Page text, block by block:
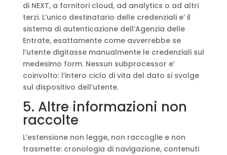
di NEXT, a fornitori cloud, ad analytics o ad altri
terzi. L’unico destinatario delle credenziali e’ il
sistema di autenticazione dell’Agenzia delle
Entrate, esattamente come avverrebbe se
l’utente digitasse manualmente le credenziali sul
medesimo form. Nessun subprocessor e’
coinvolto: l’intero ciclo di vita del dato si svolge
sul dispositivo dell’utente.
5. Altre informazioni non
raccolte
L’estensione non legge, non raccoglie e non
trasmette: cronologia di navigazione, contenuti